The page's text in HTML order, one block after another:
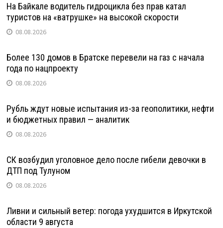
На Байкале водитель гидроцикла без прав катал
туристов на «ватрушке» на высокой скорости
08.08.2026
Более 130 домов в Братске перевели на газ с начала
года по нацпроекту
08.08.2026
Рубль ждут новые испытания из-за геополитики, нефти
и бюджетных правил — аналитик
08.08.2026
СК возбудил уголовное дело после гибели девочки в
ДТП под Тулуном
08.08.2026
Ливни и сильный ветер: погода ухудшится в Иркутской
области 9 августа